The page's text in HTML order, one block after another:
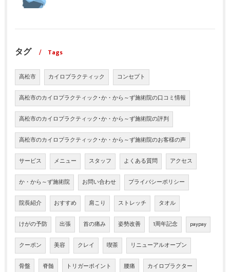
タグ Tags
高松市 カイロプラクティック コンセプト
高松市のカイロプラクティック･か・から～ず施術院の口コミ情報
高松市のカイロプラクティック･か・から～ず施術院の評判
高松市のカイロプラクティック･か・から～ず施術院のお客様の声
サービス メニュー スタッフ よくある質問 アクセス
か・から～ず施術院 お問い合わせ プライバシーポリシー
院長紹介 おすすめ 肩こり ストレッチ タオル
けがの予防 出張 首の痛み 姿勢改善 1周年記念 paypay
クーポン 美容 クレイ 喫茶 リニューアルオープン
骨盤 脊髄 トリガーポイント 腰痛 カイロプラクター